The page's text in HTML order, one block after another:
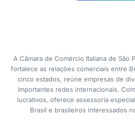
A Câmara de Comércio Italiana de São
fortalece as relações comerciais entre
cinco estados, reúne empresas de
importantes redes internacionais.
lucrativos, oferece assessoria
Brasil e brasileiros interessados